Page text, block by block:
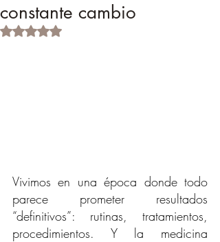
constante cambio
Obtuvo NaN de 5 estrellas.
Vivimos en una época donde todo
parece prometer resultados
“definitivos”: rutinas, tratamientos,
procedimientos. Y la medicina